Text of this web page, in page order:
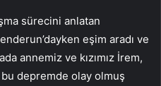
sürecini anlatan
eşim aradı ve
annemiz ve kızımız İrem,
bu depremde olay olmuş